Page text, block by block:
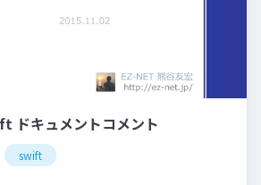
ドキュメントコメント
swift